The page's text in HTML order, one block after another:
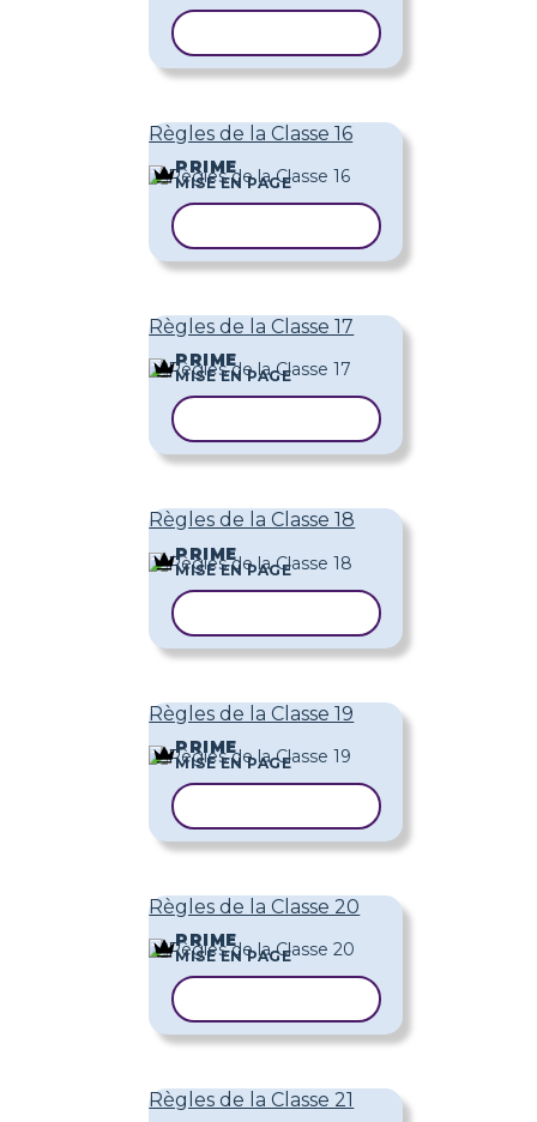
Règles de la Classe 16
PRIME
MISE EN PAGE
Règles de la Classe 17
PRIME
MISE EN PAGE
Règles de la Classe 18
PRIME
MISE EN PAGE
Règles de la Classe 19
PRIME
MISE EN PAGE
Règles de la Classe 20
PRIME
MISE EN PAGE
Règles de la Classe 21